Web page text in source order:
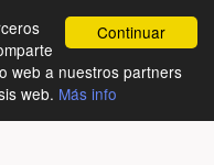
Continuar
web a nuestros partners
web. Más info